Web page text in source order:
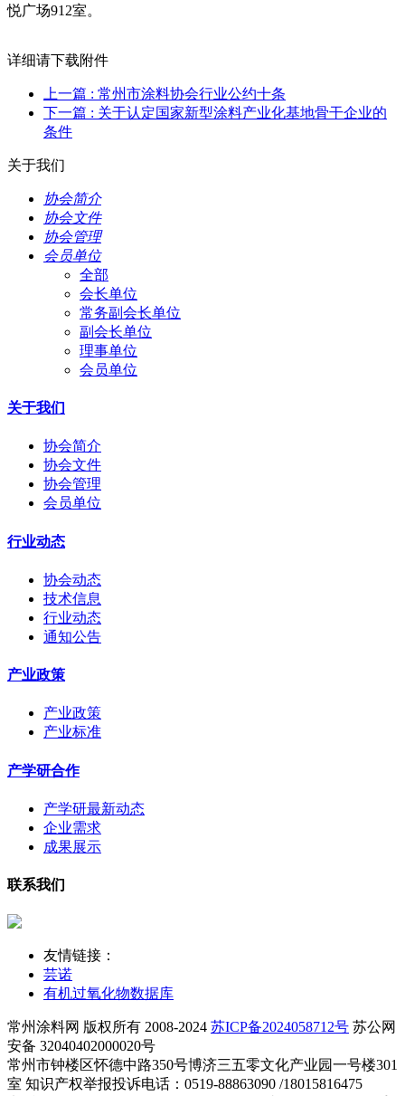
悦广场912室。
详细请下载附件
上一篇 : 常州市涂料协会行业公约十条
下一篇 : 关于认定国家新型涂料产业化基地骨干企业的
条件
关于我们
协会简介
协会文件
协会管理
会员单位
全部
会长单位
常务副会长单位
副会长单位
理事单位
会员单位
关于我们
协会简介
协会文件
协会管理
会员单位
行业动态
协会动态
技术信息
行业动态
通知公告
产业政策
产业政策
产业标准
产学研合作
产学研最新动态
企业需求
成果展示
联系我们
友情链接：
芸诺
有机过氧化物数据库
常州涂料网 版权所有 2008-2024 苏ICP备2024058712号 苏公网
安备 32040402000020号
常州市钟楼区怀德中路350号博济三五零文化产业园一号楼301
室 知识产权举报投诉电话：0519-88863090 /18015816475